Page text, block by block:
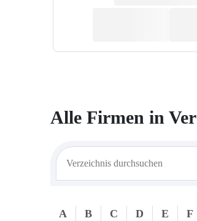
Alle Firmen in
A B C D E F